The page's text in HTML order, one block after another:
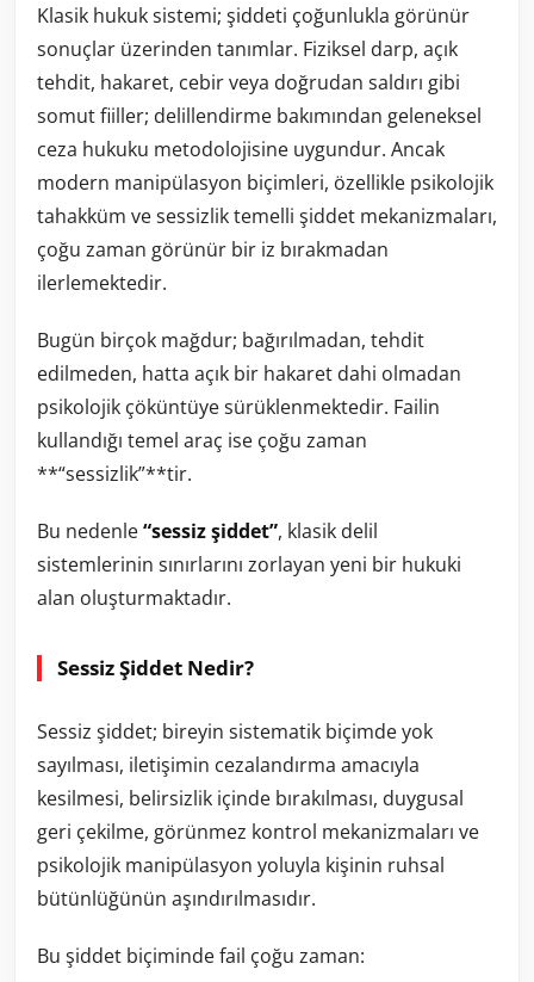
Klasik hukuk sistemi; şiddeti çoğunlukla görünür
sonuçlar üzerinden tanımlar. Fiziksel darp, açık
tehdit, hakaret, cebir veya doğrudan saldırı gibi
somut fiiller; delillendirme bakımından geleneksel
ceza hukuku metodolojisine uygundur. Ancak
modern manipülasyon biçimleri, özellikle psikolojik
tahakküm ve sessizlik temelli şiddet mekanizmaları,
çoğu zaman görünür bir iz bırakmadan
ilerlemektedir.
Bugün birçok mağdur; bağırılmadan, tehdit
edilmeden, hatta açık bir hakaret dahi olmadan
psikolojik çöküntüye sürüklenmektedir. Failin
kullandığı temel araç ise çoğu zaman
**“sessizlik”**tir.
Bu nedenle“sessiz şiddet”, klasik delil
sistemlerinin sınırlarını zorlayan yeni bir hukuki
alan oluşturmaktadır.
Sessiz Şiddet Nedir?
Sessiz şiddet; bireyin sistematik biçimde yok
sayılması, iletişimin cezalandırma amacıyla
kesilmesi, belirsizlik içinde bırakılması, duygusal
geri çekilme, görünmez kontrol mekanizmaları ve
psikolojik manipülasyon yoluyla kişinin ruhsal
bütünlüğünün aşındırılmasıdır.
Bu şiddet biçiminde fail çoğu zaman: